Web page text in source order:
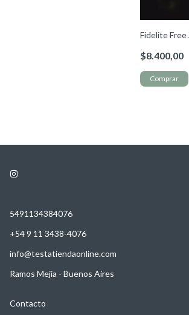
Fidelite
$8.400,00
5491134384076
+54 9 11 3438-4076
info@testatiendaonline.com
Ramos Mejía - Buenos Aires
Contacto